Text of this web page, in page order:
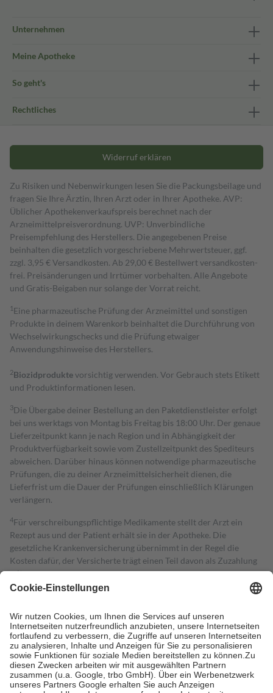
Unternehmen
Meine Apotheke
So geht's
Rechtliches
Widerruf erklären
Zu Risiken und Nebenwirkungen lesen Sie die Packungsbeilage und
fragen Sie Ihre Ärztin, Ihren Arzt oder in Ihrer Apotheke. AVP:
Üblicher Apothekenverkaufspreis berechnet nach der
Arzneimittelpreisverordnung. UVP: Unverbindliche
Preisempfehlung des Herstellers. Die angegebenen Preise
beinhalten die gesetzlich vorgeschriebene Mehrwertsteuer, ggf.
zzgl. 3,95 € Versandkosten. Ab 29,00 € Bestell­wert versand­kosten­
frei. Preisänderungen und Irrtümer vorbehalten. Alle Angebote
und Gratis-Beigaben nur solange der Vorrat reicht.
1 Eine pharmazeutische Prüfung der Arzneimittel und sonstigen
Produkte in deinem Warenkorb beinhaltet die Durchführung von
Wechselwirkungschecks und die Prüfung etwaiger
Anwendungshinweise des Herstellers.
2Biozidproduktevorsichtig verwenden. Vor Gebrauch stets Etikett
und Produktinformationen lesen.
3Die Übergabe deiner Bestellung an den Paketdienstleister erfolgt
bei uns werktags von Montag bis Freitag bis 18:00 Uhr. Der genaue
Lieferzeitpunkt kann je nach Region und in Abhängigkeit der
Produktverfügbarkeit sowie vom Zustellzeitpunkt des Spediteurs
abweichen. Darüber hinaus können notwendige pharmazeutische
Prüfungen, die zu deiner Arzneimittelsicherheit dienen, die
Lieferfrist um die Dauer der Prüfungen einschließlich Klärungen
verlängern.
4Für verschreibungspflichtige Medikamente stellt der Arzt ein
Rezept aus und der Patient erhält sie in der Apotheke. Die
gesetzliche Krankenversicherung übernimmt in der Regel die
Kosten dafür, der Versicherte trägt einen Teil davon als Zuzahlung
mit.
Grundsätzlich leisten Mitglieder Zuzahlungen in Höhe von zehn
höchstens zehn Euro.
Es sind jedoch nie mehr als die tatsächlichen
Kosten der Leistung zu entrichten.
Diese Regeln gelten grundsätzlich auch für Online-Apotheken.
Bei Heilmitteln und häuslicher Krankenpflege beträgt die
Zuzahlung zehn Prozent der Kosten sowie zehn Euro je
Verordnung.
Um das Engagement der Versicherten für ihre eigene Gesundheit zu